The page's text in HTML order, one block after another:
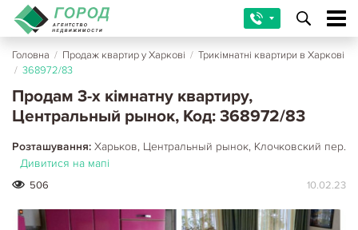
Головна / Продаж квартир у Харкові / Трикімнатні квартири в Харкові
/ 368972/83
Продам 3-х кімнатну квартиру,
Центральный рынок, Код: 368972/83
Розташування: Харьков, Центральный рынок, Клочковский пер.
Дивитися на мапі
506 10.02.23